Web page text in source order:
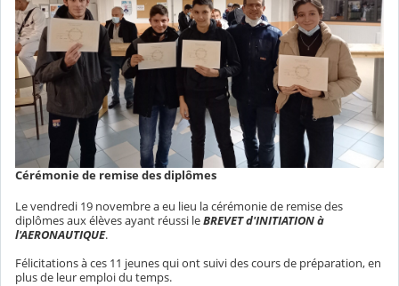
Cérémonie de remise des diplômes
Le vendredi 19 novembre a eu lieu la cérémonie de remise des
diplômes aux élèves ayant réussi leBREVET d'INITIATION à
l'AERONAUTIQUE.
Félicitations à ces 11 jeunes qui ont suivi des cours de préparation, en
plus de leur emploi du temps.